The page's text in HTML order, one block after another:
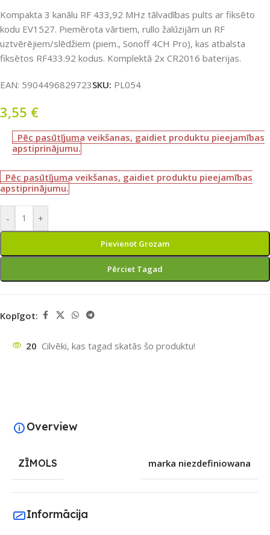
Kompakta 3 kanālu RF 433,92 MHz tālvadības pults ar fiksēto
kodu EV1527. Piemērota vārtiem, rullo žalūzijām un RF
uztvērējiem/slēdžiem (piem., Sonoff 4CH Pro), kas atbalsta
fiksētos RF433.92 kodus. Komplektā 2x CR2016 baterijas.
EAN: 5904496829723SKU: PL054
3,55 €
Pēc pasūtījuma veikšanas, gaidiet produktu pieejamības
apstiprinājumu.
Pēc pasūtījuma veikšanas, gaidiet produktu pieejamības
apstiprinājumu.
- +
Pievienot Grozam
Pērciet Tagad
Kopīgot:
20 Cilvēki, kas tagad skatās šo produktu!
Overview
ZĪMOLS marka niezdefiniowana
Informācija